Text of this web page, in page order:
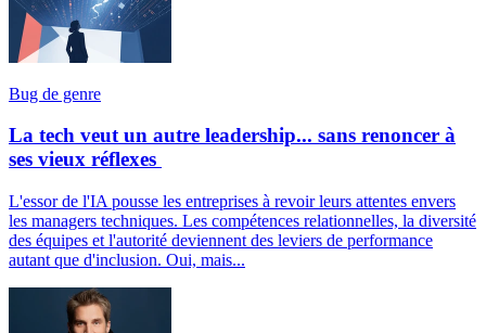
Bug de genre
La tech veut un autre leadership... sans renoncer à
ses vieux réflexes
L'essor de l'IA pousse les entreprises à revoir leurs attentes envers
les managers techniques. Les compétences relationnelles, la diversité
des équipes et l'autorité deviennent des leviers de performance
autant que d'inclusion. Oui, mais...